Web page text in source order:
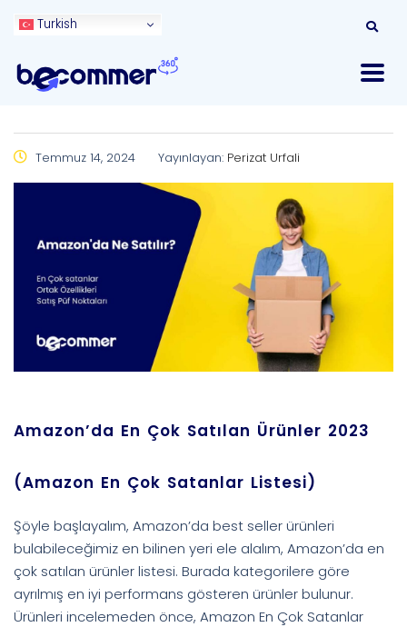
Turkish
Temmuz 14, 2024 Yayınlayan: Perizat Urfali
Amazon’da En Çok Satılan Ürünler 2023
(Amazon En Çok Satanlar Listesi)
Şöyle başlayalım, Amazon’da best seller ürünleri
bulabileceğimiz en bilinen yeri ele alalım, Amazon’da en
çok satılan ürünler listesi. Burada kategorilere göre
ayrılmış en iyi performans gösteren ürünler bulunur.
Ürünleri incelemeden önce, Amazon En Çok Satanlar